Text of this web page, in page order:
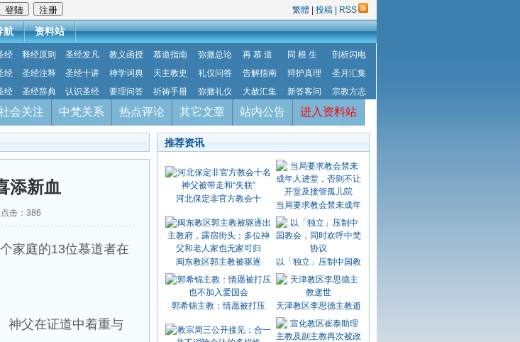
繁體 投稿 RSS
航 资料站
经 释经原则 圣经发凡 教义函授 慕道指南 弥撒总论 再 慕 道 同 根 生
剖析闪电
经 圣经注释 圣经十讲 神学词典 天主教史 礼仪问答 告解指南 辩护真理
圣月汇集
经 圣经辞典 认识圣经 要理问答 祈祷手册 弥撒礼仪 大赦汇集 新答客问 宗教方志
会关注 中梵关系 热点评论 其它文章 站内公告 进入资料站
添新血
击： 386
家庭的13位慕道者在
神父在证道中着重与
推荐资讯
河北保定非官方教会十
当局要求教会禁未成年
闽东教区郭主教被驱逐 以「独立」压制中国教
郭希锦主教：情愿被打压 天津教区李思德主教逝